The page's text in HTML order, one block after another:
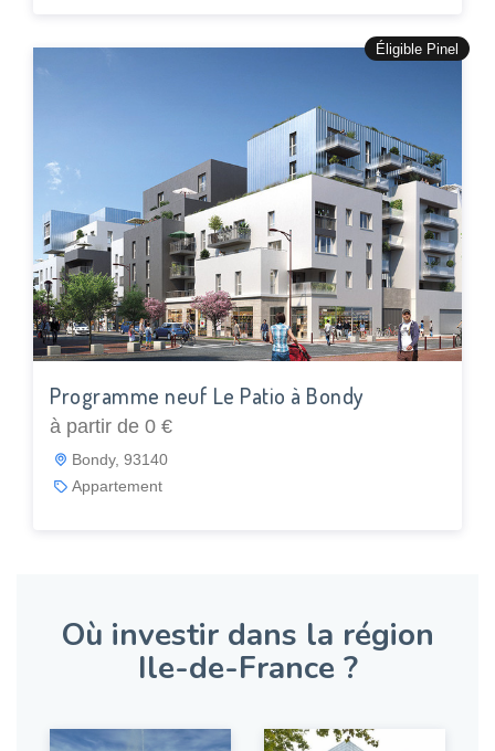
Éligible Pinel
Programme neuf Le Patio à Bondy
à partir de 0 €
Bondy, 93140
Appartement
Où investir dans la région
Ile-de-France ?